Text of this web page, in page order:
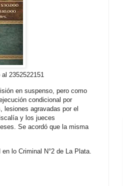
2352522151
en suspenso, pero como
condicional por
lesiones agravadas por el
y los jueces
Se acordó que la misma
lo Criminal N°2 de La Plata.